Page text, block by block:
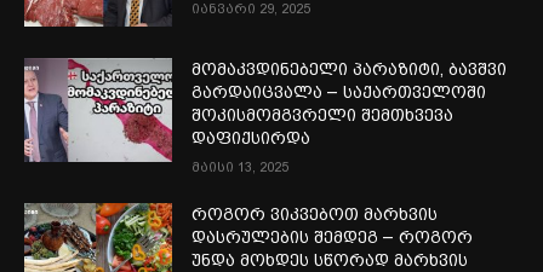
იანვარი 29, 2025
მომაკვდინებელი პარაზიტი, ბავშვი
გარდაიცვალა – საქართველოში
შოკისმომგვრელი შემთხვევა
დაფიქსირდა
მაისი 13, 2025
როგორ ვიკვებოთ მარხვის
დასრულების შემდეგ – როგორ
უნდა მოხდეს სწორად მარხვის